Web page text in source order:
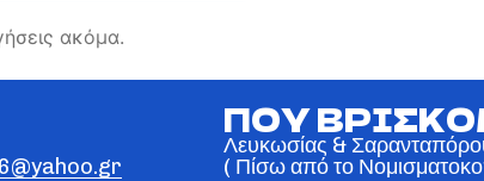
ακόμα.
ΠΟΥ
Λευκωσίας &
( Πίσω από το